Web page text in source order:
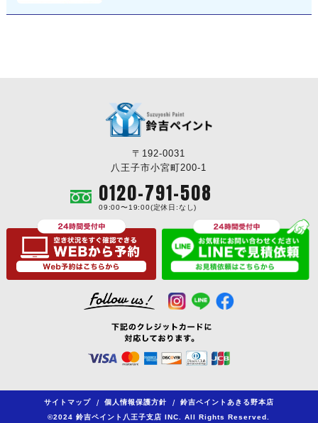
〒192-0031
八王子市小宮町200-1
0120-791-508
09:00〜19:00(定休日:なし)
サイトマップ / 個人情報保護方針 /
鈴吉ペイントあきる野本店
©2024 鈴吉ペイント八王子支店 INC. All Rights Reserved.